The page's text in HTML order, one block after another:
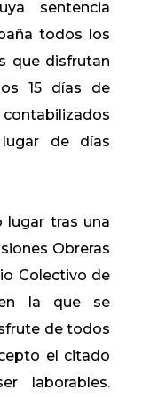
sentencia
todos los
que disfrutan
15 días de
de días
lugar tras una
Obreras
Colectivo de
en la que se
de todos
el citado
laborables.